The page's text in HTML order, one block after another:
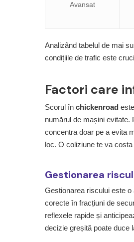
Avansat
Analizând tabelul de mai
condițiile de trafic este
Factori care
Scorul în chickenroad
numărul de mașini
concentra doar pe a evita
loc. O coliziune te va
Gestionarea
Gestionarea riscului este o
corecte în fracțiuni de
reflexele rapide și
decizie greșită poate duce